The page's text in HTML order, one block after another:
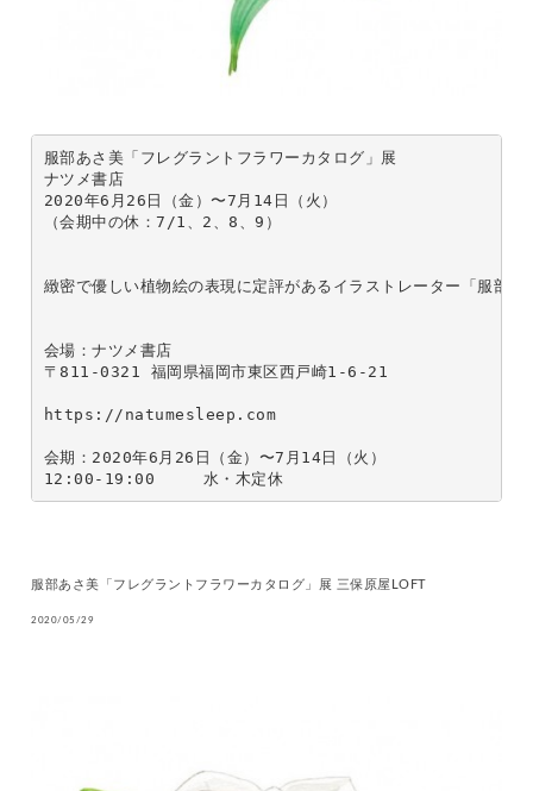
服部あさ美「フレグラントフラワーカタログ」展
ナツメ書店
2020年6月26日（金）〜7月14日（火）
（会期中の休：7/1、2、8、9）
緻密で優しい植物絵の表現に定評があるイラストレーター「服部
会場：ナツメ書店
〒811-0321 福岡県福岡市東区西戸崎1-6-21
https://natumesleep.com
会期：2020年6月26日（金）〜7月14日（火）
12:00-19:00　　　水・木定休
服部あさ美「フレグラントフラワーカタログ」展 三保原屋LOFT
2020/05/29